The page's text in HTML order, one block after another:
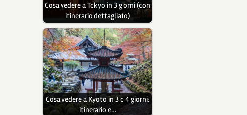
Cosa vedere a Tokyo in 3 giorni (con
itinerario dettagliato)
Cosa vedere a Kyoto in 3 o 4 giorni:
itinerario e…